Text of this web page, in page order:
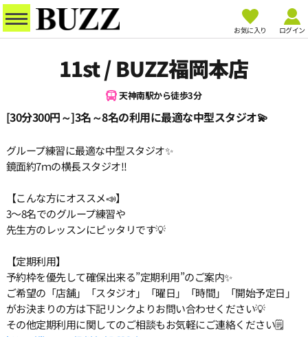
お気に入り ログイン
11st / BUZZ福岡本店
天神南駅から徒歩3分
[30分300円～]3名～8名の利用に最適な中型スタジオ💫
グループ練習に最適な中型スタジオ✨
鏡面約7ｍの横長スタジオ!!
【こんな方にオススメ📣】
3〜8名でのグループ練習や
先生方のレッスンにピッタリです💡
【定期利用】
予約枠を優先して確保出来る”定期利用”のご案内✨️
ご希望の「店舗」「スタジオ」「曜日」「時間」「開始予定日」
がお決まりの方は下記リンクよりお問い合わせください💡
その他定期利用に関してのご相談もお気軽にご連絡ください🗒️